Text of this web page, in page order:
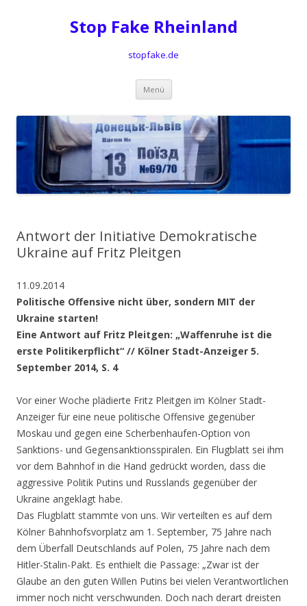
Stop Fake Rheinland
stopfake.de
Menü Springe
Inhalt
Antwort der Initiative Demokratische
Ukraine auf Fritz Pleitgen
11.09.2014
Politische Offensive nicht über, sondern MIT der
Ukraine starten!
Eine Antwort auf Fritz Pleitgen: „Waffenruhe ist die
erste Politikerpflicht“ // Kölner Stadt-Anzeiger 5.
September 2014, S. 4
Vor einer Woche plädierte Fritz Pleitgen im Kölner Stadt-
Anzeiger für eine neue politische Offensive gegenüber
Moskau und gegen eine Scherbenhaufen-Option von
Sanktions- und Gegensanktionsspiralen. Ein Flugblatt sei ihm
vor dem Bahnhof in die Hand gedrückt worden, dass die
aggressive Politik Putins und Russlands gegenüber der
Ukraine angeklagt habe.
Das Flugblatt stammte von uns. Wir verteilten es auf dem
Kölner Bahnhofsvorplatz am 1. September, 75 Jahre nach
dem Überfall Deutschlands auf Polen, 75 Jahre nach dem
Hitler-Stalin-Pakt. Es enthielt die Passage: „Zwar ist der
Glaube an den guten Willen Putins bei vielen Verantwortlichen
immer noch nicht verschwunden. Doch nach derart dreisten